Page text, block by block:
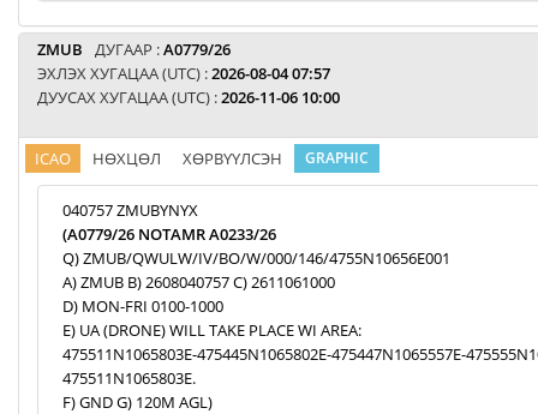
ZMUB ДУГААР :A0779/26
ЭХЛЭХ ХУГАЦАА (UTC) :2026-08-04 07:57
ДУУСАХ ХУГАЦАА (UTC) :2026-11-06 10:00
ICAO НӨХЦӨЛ ХӨРВҮҮЛСЭН GRAPHIC
040757 ZMUBYNYX
(A0779/26 NOTAMR A0233/26
Q) ZMUB/QWULW/IV/BO/W/000/146/4755N10656E001
A) ZMUB B) 2608040757 C) 2611061000
D) MON-FRI 0100-1000
E) UA (DRONE) WILL TAKE PLACE WI AREA:
475511N1065803E-475445N1065802E-475447N1065557E-
475511N1065803E.
F) GND G) 120M AGL)